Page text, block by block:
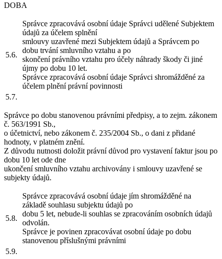
DOBA
5.6.
Správce zpracovává osobní údaje Správci udělené Subjektem
údajů za účelem splnění
smlouvy uzavřené mezi Subjektem údajů a Správcem po
dobu trvání smluvního vztahu a po
skončení právního vztahu pro účely náhrady škody či jiné
újmy po dobu 10 let.
Správce zpracovává osobní údaje Správci shromážděné za
účelem plnění právní povinnosti
5.7.
Správce po dobu stanovenou právními předpisy, a to zejm. zákonem
č. 563/1991 Sb.,
o účetnictví, nebo zákonem č. 235/2004 Sb., o dani z přidané
hodnoty, v platném znění.
Z důvodu nutnosti doložit právní důvod pro vystavení faktur jsou po
dobu 10 let ode dne
ukončení smluvního vztahu archivovány i smlouvy uzavřené se
subjekty údajů.
5.8.
Správce zpracovává osobní údaje jím shromážděné na
základě souhlasu subjektu údajů po
dobu 5 let, nebude-li souhlas se zpracováním osobních údajů
odvolán.
Správce je povinen zpracovávat osobní údaje po dobu
stanovenou příslušnými právními
5.9.